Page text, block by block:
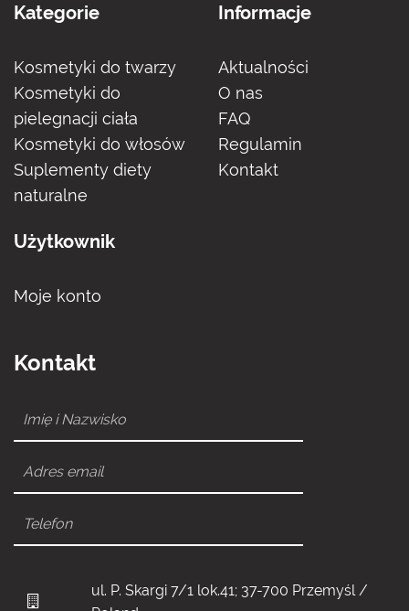
Kategorie
Kosmetyki do twarzy
Kosmetyki do
pielegnacji ciała
Kosmetyki do włosów
Suplementy diety
naturalne
Informacje
Aktualności
O nas
FAQ
Regulamin
Kontakt
Użytkownik
Moje konto
Kontakt
ul. P. Skargi 7/1 lok.41; 37-700 Przemyśl /